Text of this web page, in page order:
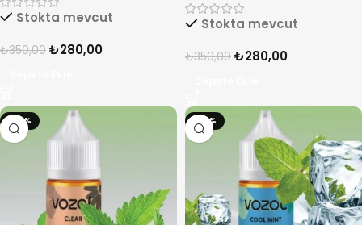
Stokta mevcut
₺350,00 ₺280,00
Stokta mevcut
₺350,00 ₺280,00
-20% -20%